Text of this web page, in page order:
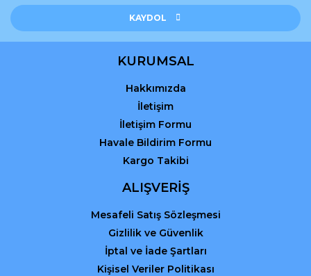
Ürün açıklamasında eksik bilgiler bulunuyor.
Ürün fiyatı diğer sitelerden daha pahalı.
Gönder
KAYDOL
KURUMSAL
Hakkımızda
İletişim
İletişim Formu
Havale Bildirim Formu
Kargo Takibi
ALIŞVERİŞ
Mesafeli Satış Sözleşmesi
Gizlilik ve Güvenlik
İptal ve İade Şartları
Kişisel Veriler Politikası